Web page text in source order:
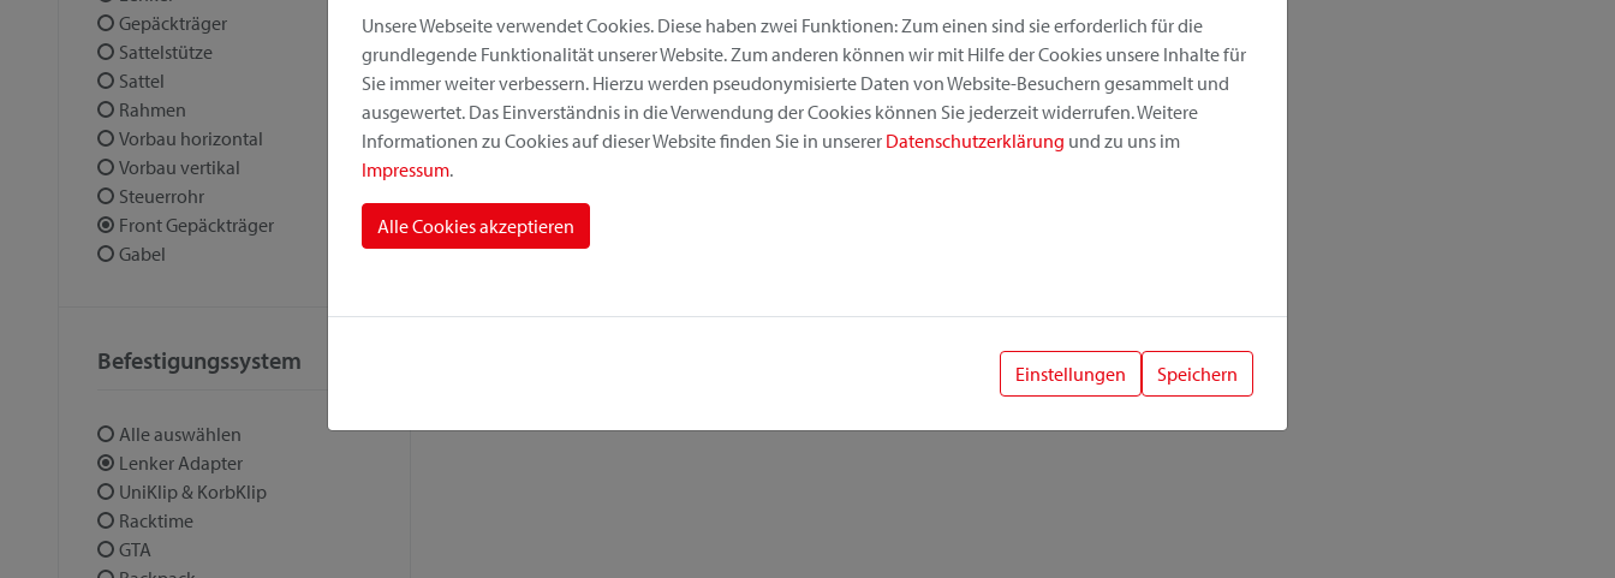
Gepäckträger
Sattelstütze
Sattel
Rahmen
Vorbau horizontal
Vorbau vertikal
Steuerrohr
Front Gepäckträger
Gabel
Befestigungssystem
Alle auswählen
Lenker Adapter
UniKlip & KorbKlip
Racktime
GTA
Unsere Webseite verwendet Cookies. Diese haben zwei Funktionen: Zum einen sind sie erforderlich für die
grundlegende Funktionalität unserer Website. Zum anderen können wir mit Hilfe der Cookies unsere Inhalte für
Sie immer weiter verbessern. Hierzu werden pseudonymisierte Daten von Website-Besuchern gesammelt und
ausgewertet. Das Einverständnis in die Verwendung der Cookies können Sie jederzeit widerrufen. Weitere
Informationen zu Cookies auf dieser Website finden Sie in unserer Datenschutzerklärung und zu uns im
Impressum.
Alle Cookies akzeptieren
Einstellungen Speichern